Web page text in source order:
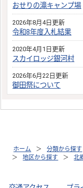
おせりの滝キャンプ場
2026年8月4日更新
令和8年度入札結果
2020年4月1日更新
スカイロッジ銀河村
2026年6月22日更新
御田祭について
ホーム 分類から探す
地区から探す
北